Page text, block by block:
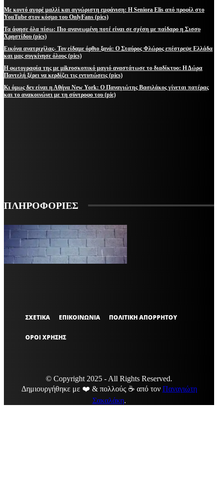
Με κοντό αγορέ μαλλί και αγνώριστη εμφάνιση: Η Seniora Elis από προφίλ στο
YouTube στον κόσμο του OnlyFans (pics)
Τα άφησε όλα πίσω: Πιο ανανεωμένη ποτέ είναι σε σχέση με παίδαρο η Σισσυ
Χρηστίδου (pics)
Εικόνα ανατριχίλας- Τον είδαμε όρθιο ξανά: Ο Σταύρος Φλώρος επέστρεψε Ελλάδα
και μας συγκίνησε όλους (pics)
Η φωτογραφία της με μikroσκοπικό μαγιό αναστάτωσε το διαδίκτυο: Η Δώρα
Παντελή ξέρει να κερδίζει τις εντυπώσεις (pics)
Κι όμως δεν είναι η Αθήνα New York: Ο Παναγιώτης Βασιλάκος γίνεται πατέρας
και το ανακοινώνει με τη σύντροφο του (pic)
ΠΛΗΡΟΦΟΡΙΕΣ
VARiEMAi
OFFICIAL
ΣΧΕΤΙΚΑ ΕΠΙΚΟΙΝΩΝΙΑ ΠΟΛΙΤΙΚΗ ΑΠΟΡΡΗΤΟΥ
ΟΡΟΙ ΧΡΗΣΗΣ
© Copyright 2025 - All Rights Reserved.
Δημιουργήθηκε με ❤️ & πολλούς ☕ από τον Παναγιώτη
Σακαλάκη.